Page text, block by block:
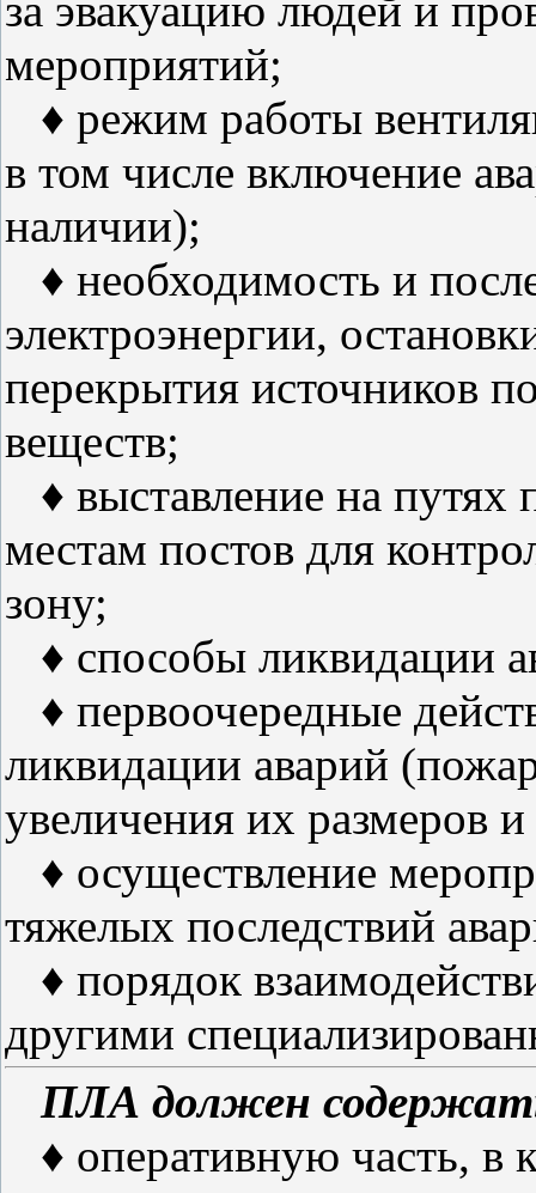
мероприятий;
♦ режим работы
в том числе включение
наличии);
♦ необходимость и
электроэнергии,
перекрытия источников
веществ;
♦ выставление на путях
местам постов для
зону;
♦ способы ликвидации
♦ первоочередные
ликвидации аварий
увеличения их размеров
♦ осуществление
тяжелых последствий
♦ порядок
другими
ПЛА должен
♦ оперативную часть, в